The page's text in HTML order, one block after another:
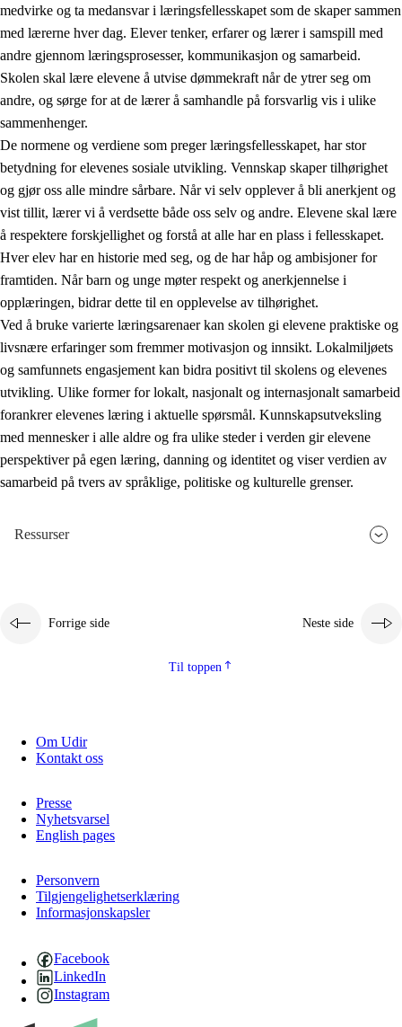
3.2 Undervisning og tilpasset opplæring
3.3 Samarbeid mellom hjem og skole
3.4 Opplæring i lærebedrift og arbeidsliv
3.5 Profesjonsfellesskap og skoleutvikling
medvirke og ta medansvar i læringsfellesskapet som de skaper sammen
med lærerne hver dag. Elever tenker, erfarer og lærer i samspill med
andre gjennom læringsprosesser, kommunikasjon og samarbeid.
Skolen skal lære elevene å utvise dømmekraft når de ytrer seg om
andre, og sørge for at de lærer å samhandle på forsvarlig vis i ulike
sammenhenger.
De normene og verdiene som preger læringsfellesskapet, har stor
betydning for elevenes sosiale utvikling. Vennskap skaper tilhørighet
og gjør oss alle mindre sårbare. Når vi selv opplever å bli anerkjent og
vist tillit, lærer vi å verdsette både oss selv og andre. Elevene skal lære
å respektere forskjellighet og forstå at alle har en plass i fellesskapet.
Hver elev har en historie med seg, og de har håp og ambisjoner for
framtiden. Når barn og unge møter respekt og anerkjennelse i
opplæringen, bidrar dette til en opplevelse av tilhørighet.
Ved å bruke varierte læringsarenaer kan skolen gi elevene praktiske og
livsnære erfaringer som fremmer motivasjon og innsikt. Lokalmiljøets
og samfunnets engasjement kan bidra positivt til skolens og elevenes
utvikling. Ulike former for lokalt, nasjonalt og internasjonalt samarbeid
forankrer elevenes læring i aktuelle spørsmål. Kunnskapsutveksling
med mennesker i alle aldre og fra ulike steder i verden gir elevene
perspektiver på egen læring, danning og identitet og viser verdien av
samarbeid på tvers av språklige, politiske og kulturelle grenser.
Ressurser
Forrige side Neste side
Til toppen
Om Udir
Kontakt oss
Presse
Nyhetsvarsel
English pages
Personvern
Tilgjengelighetserklæring
Informasjonskapsler
Facebook
LinkedIn
Instagram